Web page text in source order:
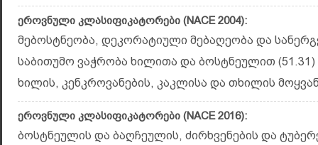
ეროვნული კლასიფიკატორები (NACE 2004):
მებოსტნეობა, დეკორატიული მებაღეობა და
საბითუმო ვაჭრობა ხილითა და ბოსტნეულით (51.31)
ხილის, კენკროვანების, კაკლისა და თხილის
ეროვნული კლასიფიკატორები (NACE 2016):
ბოსტნეულის და ბაღჩეულის, ძირხვენების და